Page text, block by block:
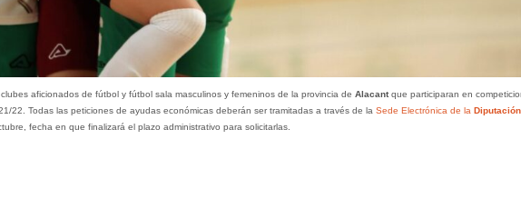
aficionados de fútbol y fútbol sala masculinos y femeninos de la provincia de Alacantque participaran en
22. Todas las peticiones de ayudas económicas deberán ser tramitadas a través de la Sede Electrónica de la
fecha en que finalizará el plazo administrativo para solicitarlas.